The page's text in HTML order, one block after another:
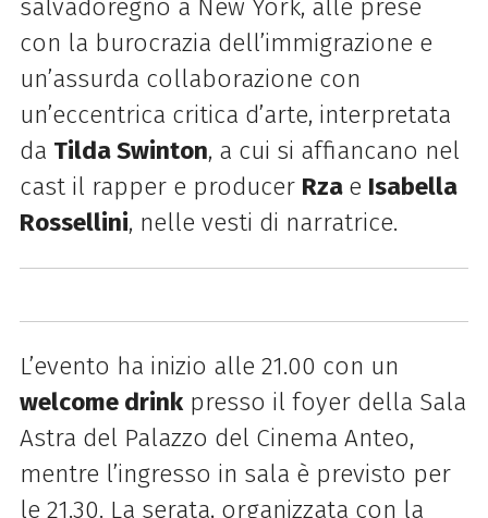
salvadoregno a New York, alle prese
con la burocrazia dell’immigrazione e
un’assurda collaborazione con
un’eccentrica critica d’arte, interpretata
da Tilda Swinton, a cui si affiancano nel
cast il rapper e producer Rza e Isabella
Rossellini, nelle vesti di narratrice.
L’evento ha inizio alle 21.00 con un
welcome drinkpresso il foyer della Sala
Astra del Palazzo del Cinema Anteo,
mentre l’ingresso in sala è previsto per
le 21.30. La serata, organizzata con la